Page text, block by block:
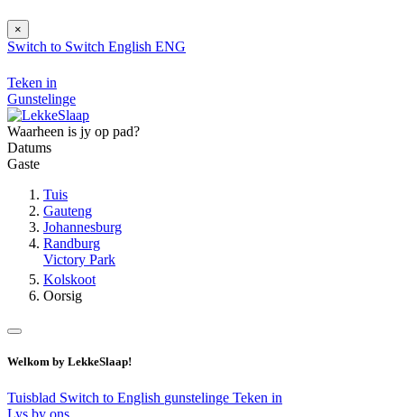
×
Switch to Switch English ENG
Teken in
Gunstelinge
Waarheen is jy op pad?
Datums
Gaste
Tuis
Gauteng
Johannesburg
Randburg
Victory Park
Kolskoot
Oorsig
Welkom by LekkeSlaap!
Tuisblad Switch to English gunstelinge Teken in
Lys by ons